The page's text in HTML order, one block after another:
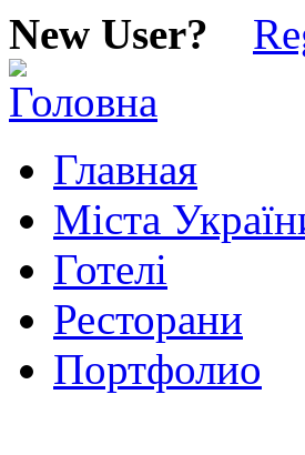
New User?
Главная
Міста
Готелі
Ресторани
Портфолио